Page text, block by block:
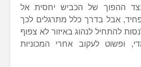
ההפוך של הכביש יחסית אל
אבל בדרך כלל מתרגלים לכך
להתחיל לנהוג באיזור לא צפוף
ופשוט לעקוב אחרי המכוניות